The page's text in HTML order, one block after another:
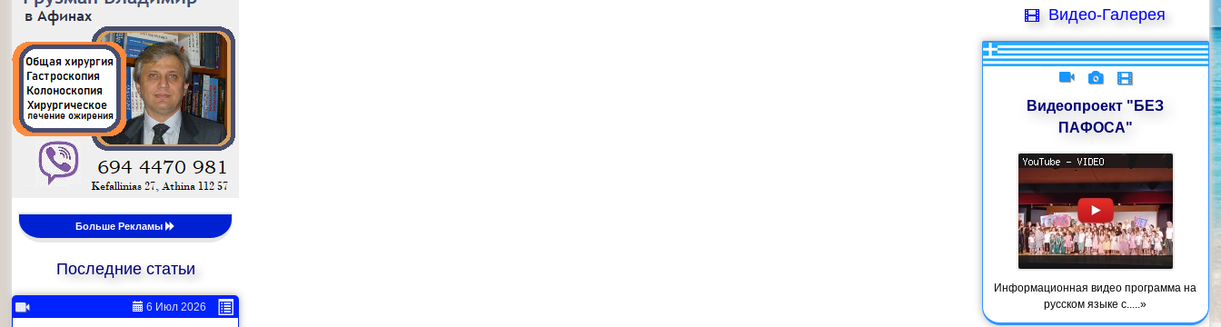
Больше Рекламы
Последние статьи
6 Июл 2026
Видео-Галерея
Видеопроект "БЕЗ
ПАФОСА"
Информационная видео программа на
русском языке с.....»